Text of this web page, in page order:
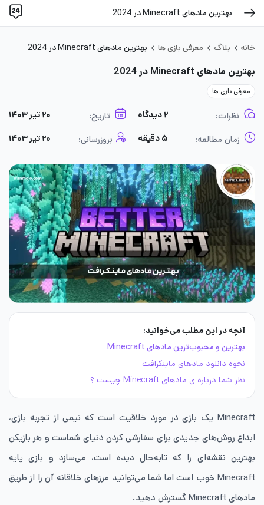
بهترین مادهای Minecraft در 2024
خانه بلاگ معرفی بازی ها بهترین مادهای Minecraft در 2024
بهترین مادهای Minecraft در 2024
معرفی بازی ها
نظرات: ۲ دیدگاه تاریخ: ۲۰ تیر ۱۴۰۳
زمان مطالعه: ۵ دقیقه بروزرسانی: ۲۰ تیر ۱۴۰۳
آنچه در این مطلب می‌خوانید:
بهترین و محبوب‌ترین مادهای Minecraft
نحوه دانلود مادهای ماینکرافت
نظر شما درباره ی مادهای Minecraft چیست ؟
Minecraft یک بازی در مورد خلاقیت است که نیمی از تجربه بازی،
ابداع روش‌های جدیدی برای سفارشی کردن دنیای شماست و هر بازیکن
بهترین نقشه‌ای را که تابه‌حال دیده است، می‌سازد و بازی پایه
Minecraft خوب است اما شما می‌توانید مرزهای خلاقانه آن را از طریق
مادهای Minecraft گسترش دهید.